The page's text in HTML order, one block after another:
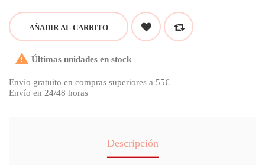
AÑADIR AL CARRITO
 Últimas unidades en stock
Envío gratuito en compras superiores a 55€
Envío en 24/48 horas
Descripción